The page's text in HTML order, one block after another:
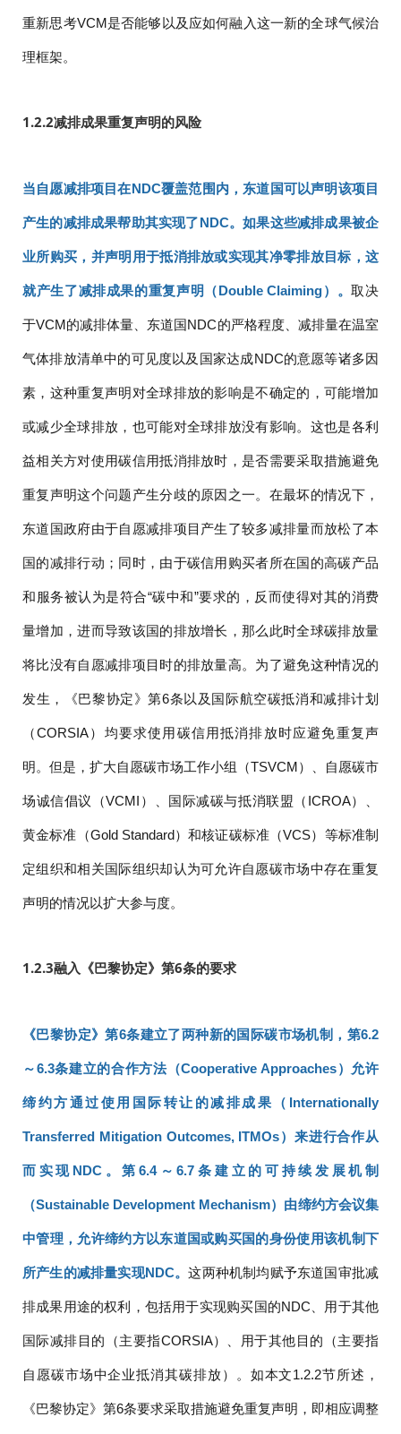
重新思考VCM是否能够以及应如何融入这一新的全球气候治
理框架。
1.2.2减排成果重复声明的风险
当自愿减排项目在NDC覆盖范围内，东道国可以声明该项目
产生的减排成果帮助其实现了NDC。如果这些减排成果被企
业所购买，并声明用于抵消排放或实现其净零排放目标，这
就产生了减排成果的重复声明（Double Claiming）。取决
于VCM的减排体量、东道国NDC的严格程度、减排量在温室
气体排放清单中的可见度以及国家达成NDC的意愿等诸多因
素，这种重复声明对全球排放的影响是不确定的，可能增加
或减少全球排放，也可能对全球排放没有影响。这也是各利
益相关方对使用碳信用抵消排放时，是否需要采取措施避免
重复声明这个问题产生分歧的原因之一。在最坏的情况下，
东道国政府由于自愿减排项目产生了较多减排量而放松了本
国的减排行动；同时，由于碳信用购买者所在国的高碳产品
和服务被认为是符合“碳中和”要求的，反而使得对其的消费
量增加，进而导致该国的排放增长，那么此时全球碳排放量
将比没有自愿减排项目时的排放量高。为了避免这种情况的
发生，《巴黎协定》第6条以及国际航空碳抵消和减排计划
（CORSIA）均要求使用碳信用抵消排放时应避免重复声
明。但是，扩大自愿碳市场工作小组（TSVCM）、自愿碳市
场诚信倡议（VCMI）、国际减碳与抵消联盟（ICROA）、
黄金标准（Gold Standard）和核证碳标准（VCS）等标准制
定组织和相关国际组织却认为可允许自愿碳市场中存在重复
声明的情况以扩大参与度。
1.2.3融入《巴黎协定》第6条的要求
《巴黎协定》第6条建立了两种新的国际碳市场机制，第6.2
～6.3条建立的合作方法（Cooperative Approaches）允许
缔约方通过使用国际转让的减排成果（Internationally
Transferred Mitigation Outcomes, ITMOs）来进行合作从
而实现NDC。第6.4～6.7条建立的可持续发展机制
（Sustainable Development Mechanism）由缔约方会议集
中管理，允许缔约方以东道国或购买国的身份使用该机制下
所产生的减排量实现NDC。这两种机制均赋予东道国审批减
排成果用途的权利，包括用于实现购买国的NDC、用于其他
国际减排目的（主要指CORSIA）、用于其他目的（主要指
自愿碳市场中企业抵消其碳排放）。如本文1.2.2节所述，
《巴黎协定》第6条要求采取措施避免重复声明，即相应调整